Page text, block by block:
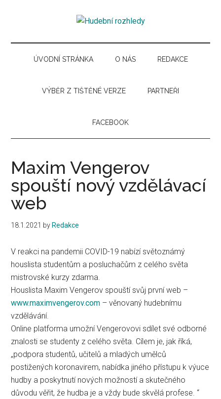
content
menu
sidebar
sidebar
Hudební
rozhledy
pro
hudebníÚVODNÍ STRÁNKA O NÁS REDAKCE
VÝBĚR Z TIŠTĚNÉ VERZE PARTNEŘI
FACEBOOK
Maxim Vengerov
spouští nový vzdělávací
web
18.1.2021 by Redakce
V reakci na pandemii COVID-19 nabízí světoznámý
houslista studentům a posluchačům z celého světa
mistrovské kurzy zdarma.
Houslista Maxim Vengerov spouští svůj první web –
www.maximvengerov.com – věnovaný hudebnímu
vzdělávání.
Online platforma umožní Vengerovovi sdílet své odborné
znalosti se studenty z celého světa. Cílem je, jak říká,
„podpora studentů, učitelů a mladých umělců
postižených koronavirem, nabídka jiného přístupu k výuce
hudby a poskytnutí nových možností a skutečného
důvodu věřit, že hudba je a vždy bude skvělá profese. “